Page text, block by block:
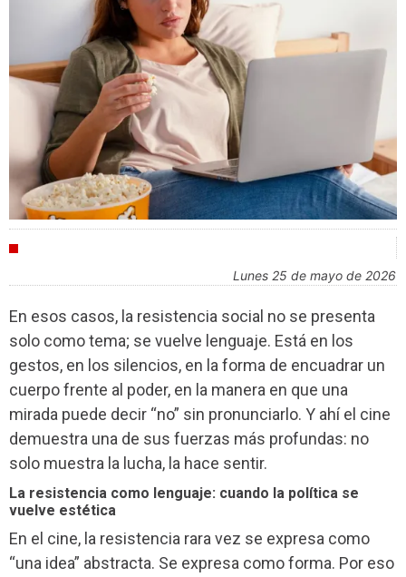
lunes 25 de mayo de 2026
En esos casos, la resistencia social no se presenta
solo como tema; se vuelve lenguaje. Está en los
gestos, en los silencios, en la forma de encuadrar un
cuerpo frente al poder, en la manera en que una
mirada puede decir “no” sin pronunciarlo. Y ahí el cine
demuestra una de sus fuerzas más profundas: no
solo muestra la lucha, la hace sentir.
La resistencia como lenguaje: cuando la política se
vuelve estética
En el cine, la resistencia rara vez se expresa como
“una idea” abstracta. Se expresa como forma. Por eso